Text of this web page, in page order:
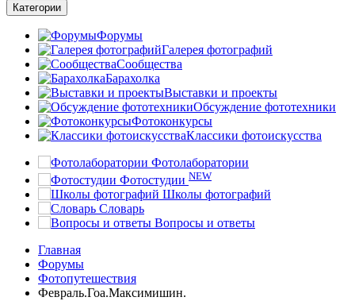
Категории
Форумы
Галерея фотографий
Сообщества
Барахолка
Выставки и проекты
Обсуждение фототехники
Фотоконкурсы
Классики фотоискусства
Фотолаборатории
Фотостудии NEW
Школы фотографий
Словарь
Вопросы и ответы
Главная
Форумы
Фотопутешествия
Февраль.Гоа.Максимишин.